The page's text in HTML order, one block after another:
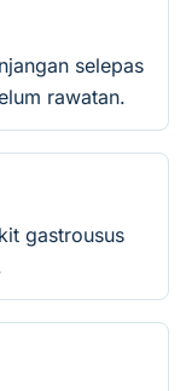
selepas
rawatan.
gastrousus